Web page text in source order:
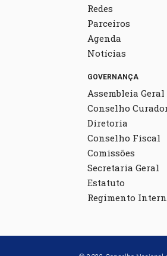
Redes
Parceiros
Agenda
Notícias
GOVERNANÇA
Assembleia Geral
Conselho
Diretoria
Conselho Fiscal
Comissões
Secretaria Geral
Estatuto
Regimento